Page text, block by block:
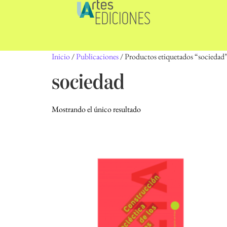
Inicio/Publicaciones/ Productos etiquetados “sociedad”
sociedad
Mostrando el único resultado